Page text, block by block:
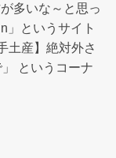
多いな～と思っ
」というサイト
土産】絶対外さ
というコーナ